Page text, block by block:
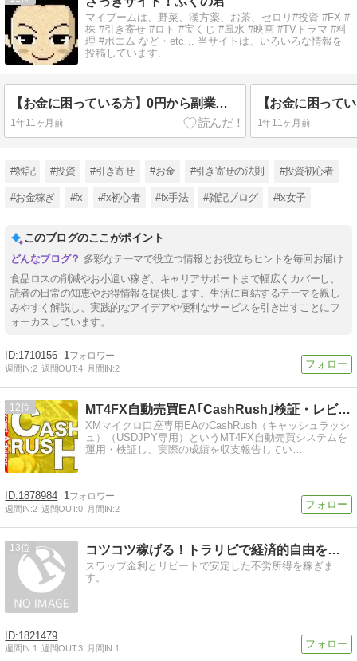
マイブームは、野菜、漢方薬、お茶、セロリ#投資 #FX #
株 #引き寄せ #ロト #宝くじ #風水 #映画 #TVドラマ #料
理 #ポエム など・etc… 当サイトは、いろいろな情報を
投稿しています.
【お金に困っている方】0円から副業でお金を稼ぐ方法！
1年11ヶ月前 1年11ヶ月前
#雑記 #投資 #引き寄せ #お金 #引き寄せの法則 #投資初心者
#お金稼ぎ #fx #fx初心者 #fx手法 #雑記ブログ #fx女子
このブログのここがポイント
多彩なテーマで役立つ情報とお役立ちヒントを毎回お届け
食品ロスの削減やお小遣い稼ぎ、キャリアサポートまで幅広くカバーし、
読者の日常の知恵やお得情報を提供します。生活に直結するテーマを親し
みやすく解説し、実践的なアイデアや便利なサービスを引き出すことにフ
ォーカスしています。
1710156 1
週間IN:2 週間OUT:4 月間IN:2
12 MT4FX自動売買EA｢CashRush｣検証・レビュー・…
XMマイクロ口座専用EAのCashRush（キャッシュラッシ
ュ）（USDJPY専用）というMT4FX自動売買システムを
運用・検証し、実際の成績を収支報告してい…
1878984 1
週間IN:2 週間OUT:0 月間IN:2
13 コツコツ稼げる！トラリピで経済的自由を勝ちとる方法
スワップ金利とリピートで安定した不労所得を稼ぎま
す。
1821479
週間IN:1 週間OUT:3 月間IN:1